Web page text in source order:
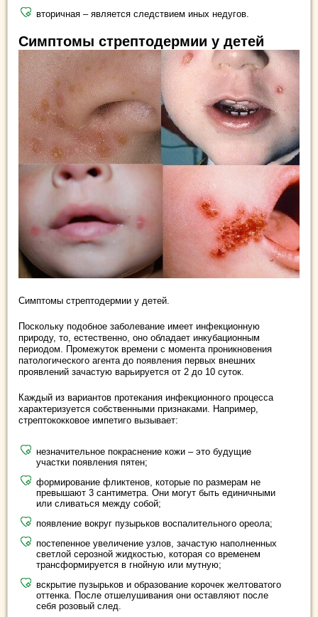
вторичная – является следствием иных недугов.
Симптомы стрептодермии у детей
Симптомы стрептодермии у детей.
Поскольку подобное заболевание имеет инфекционную
природу, то, естественно, оно обладает инкубационным
периодом. Промежуток времени с момента проникновения
патологического агента до появления первых внешних
проявлений зачастую варьируется от 2 до 10 суток.
Каждый из вариантов протекания инфекционного процесса
характеризуется собственными признаками. Например,
стрептококковое импетиго вызывает:
незначительное покраснение кожи – это будущие
участки появления пятен;
формирование фликтенов, которые по размерам не
превышают 3 сантиметра. Они могут быть единичными
или сливаться между собой;
появление вокруг пузырьков воспалительного ореола;
постепенное увеличение узлов, зачастую наполненных
светлой серозной жидкостью, которая со временем
трансформируется в гнойную или мутную;
вскрытие пузырьков и образование корочек желтоватого
оттенка. После отшелушивания они оставляют после
себя розовый след.